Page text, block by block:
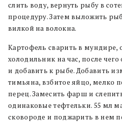
слить воду, вернуть рыбу в
процедуру. Затем выложить
вилкой на волокна.
Картофель сварить в мундире,
холодильник на час, после
и добавить к рыбе. Добавить
тимьяна, взбитое яйцо, мелко
перец. Замесить фарш и
одинаковые тефтельки. 55 мл
сковороде и поджарить в нем